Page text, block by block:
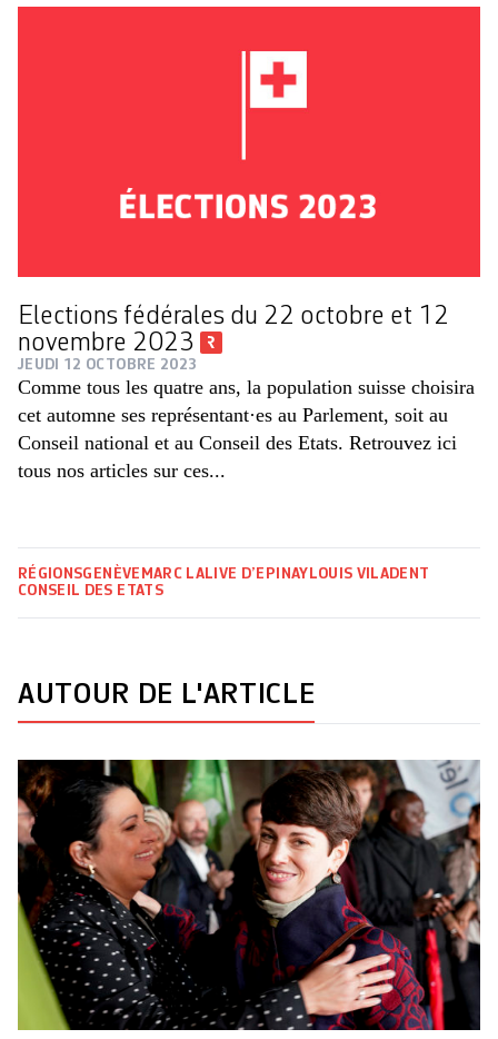
Elections fédérales du 22 octobre et 12
novembre 2023
JEUDI 12 OCTOBRE 2023
Comme tous les quatre ans, la population suisse choisira
cet automne ses représentant·es au Parlement, soit au
Conseil national et au Conseil des Etats. Retrouvez ici
tous nos articles sur ces...
RÉGIONSGENÈVE MARC LALIVE D’EPINAY LOUIS VILADENT
CONSEIL DES ETATS
AUTOUR DE L'ARTICLE